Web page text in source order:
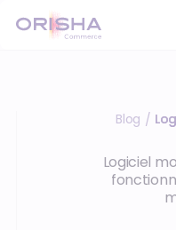
Blog /
Logiciel